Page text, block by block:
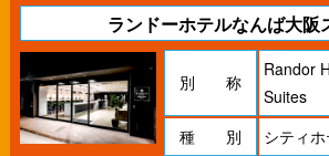
ランドーホテルなんば大阪
別 称
Randor
Suites
種 別
シティ